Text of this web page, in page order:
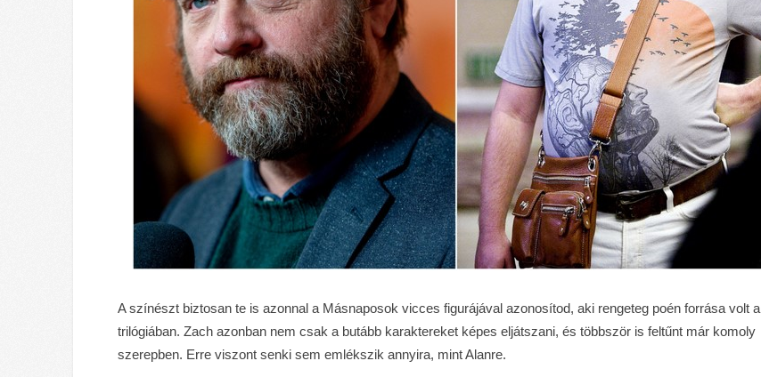
A színészt biztosan te is azonnal a Másnaposok vicces figurájával azonosítod, aki rengeteg poén forrása volt a
trilógiában. Zach azonban nem csak a butább karaktereket képes eljátszani, és többször is feltűnt már komoly
szerepben. Erre viszont senki sem emlékszik annyira, mint Alanre.